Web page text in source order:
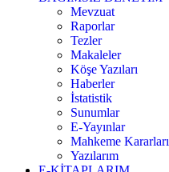
Mevzuat
Raporlar
Tezler
Makaleler
Köşe Yazıları
Haberler
İstatistik
Sunumlar
E-Yayınlar
Mahkeme Kararları
Yazılarım